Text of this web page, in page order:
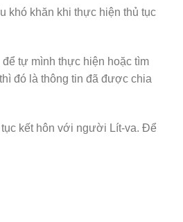
khó khăn khi thực hiện thủ tục
tự mình thực hiện hoặc tìm
đó là thông tin đã được chia
kết hôn với người Lít-va. Để